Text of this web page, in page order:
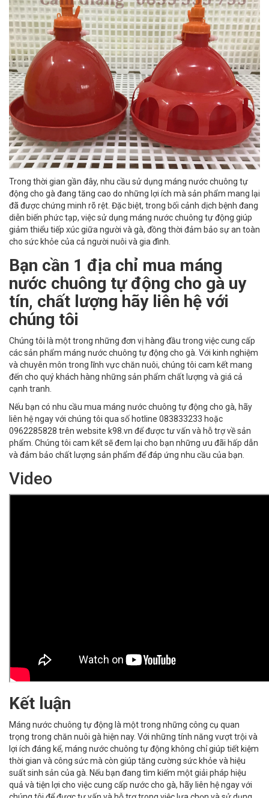
Trong thời gian gần đây, nhu cầu sử dụng máng nước chuông tự
động cho gà đang tăng cao do những lợi ích mà sản phẩm mang lại
đã được chứng minh rõ rệt. Đặc biệt, trong bối cảnh dịch bệnh đang
diễn biến phức tạp, việc sử dụng máng nước chuông tự động giúp
giảm thiểu tiếp xúc giữa người và gà, đồng thời đảm bảo sự an toàn
cho sức khỏe của cả người nuôi và gia đình.
Bạn cần 1 địa chỉ mua máng
nước chuông tự động cho gà uy
tín, chất lượng hãy liên hệ với
chúng tôi
Chúng tôi là một trong những đơn vị hàng đầu trong việc cung cấp
các sản phẩm máng nước chuông tự động cho gà. Với kinh nghiệm
và chuyên môn trong lĩnh vực chăn nuôi, chúng tôi cam kết mang
đến cho quý khách hàng những sản phẩm chất lượng và giá cả
cạnh tranh.
Nếu bạn có nhu cầu mua máng nước chuông tự động cho gà, hãy
liên hệ ngay với chúng tôi qua số hotline 083833233 hoặc
0962285828 trên website k98.vn để được tư vấn và hỗ trợ về sản
phẩm. Chúng tôi cam kết sẽ đem lại cho bạn những ưu đãi hấp dẫn
và đảm bảo chất lượng sản phẩm để đáp ứng nhu cầu của bạn.
Video
Kết luận
Máng nước chuông tự động là một trong những công cụ quan
trọng trong chăn nuôi gà hiện nay. Với những tính năng vượt trội và
lợi ích đáng kể, máng nước chuông tự động không chỉ giúp tiết kiệm
thời gian và công sức mà còn giúp tăng cường sức khỏe và hiệu
suất sinh sản của gà. Nếu bạn đang tìm kiếm một giải pháp hiệu
quả và tiện lợi cho việc cung cấp nước cho gà, hãy liên hệ ngay với